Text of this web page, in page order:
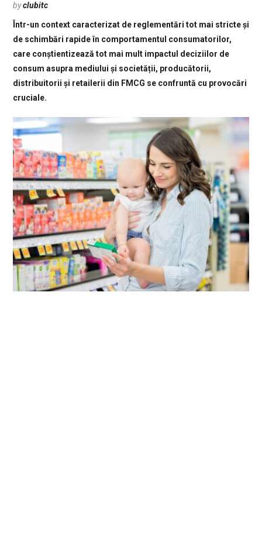
byclubitc
Într-un context caracterizat de reglementări tot mai stricte și
de schimbări rapide în comportamentul consumatorilor,
care conștientizează tot mai mult impactul deciziilor de
consum asupra mediului și societății, producătorii,
distribuitorii și retailerii din FMCG se confruntă cu provocări
cruciale.